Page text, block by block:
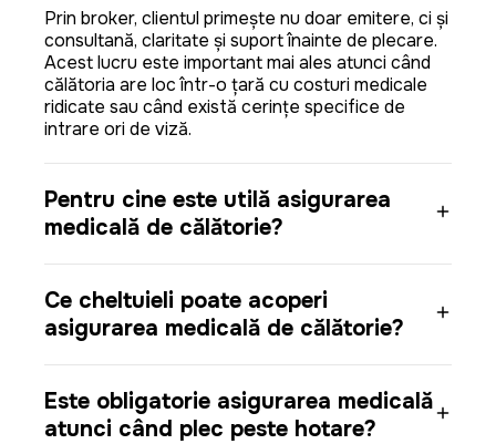
Prin broker, clientul primește nu doar emitere, ci și
consultanță, claritate și suport înainte de plecare.
Acest lucru este important mai ales atunci când
călătoria are loc într-o țară cu costuri medicale
ridicate sau când există cerințe specifice de
intrare ori de viză.
Pentru cine este utilă asigurarea
medicală de călătorie?
Ce cheltuieli poate acoperi
asigurarea medicală de călătorie?
Este obligatorie asigurarea medicală
atunci când plec peste hotare?